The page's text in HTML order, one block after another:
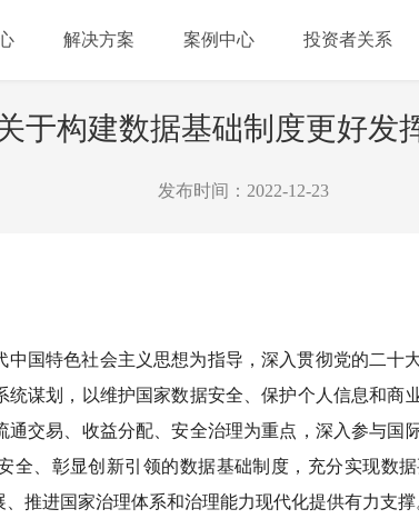
解决方案 案例中心 投资者关系
于构建数据基础制度更好发
发布时间：2022-12-23
中国特色社会主义思想为指导，深入贯彻党的二
谋划，以维护国家数据安全、保护个人信息和商
通交易、收益分配、安全治理为重点，深入参与国
全、彰显创新引领的数据基础制度，充分实现数
推进国家治理体系和治理能力现代化提供有力支撑